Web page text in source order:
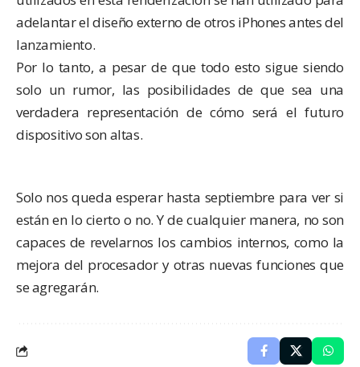
adelantar el diseño externo de otros iPhones antes del
lanzamiento.
Por lo tanto, a pesar de que todo esto sigue siendo
solo un rumor, las posibilidades de que sea una
verdadera representación de cómo será el futuro
dispositivo son altas.
Solo nos queda esperar hasta septiembre para ver si
están en lo cierto o no. Y de cualquier manera, no son
capaces de revelarnos los cambios internos, como la
mejora del procesador y otras nuevas funciones que
se agregarán.